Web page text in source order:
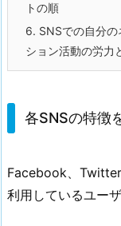
トの順
6. SNSでの自分
ション活動の労力
各SNSの特徴
Facebook、Twitter
利用しているユー